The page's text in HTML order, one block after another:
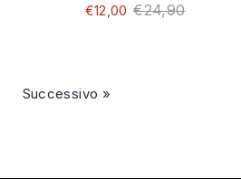
€12,00 €24,90
Successivo »